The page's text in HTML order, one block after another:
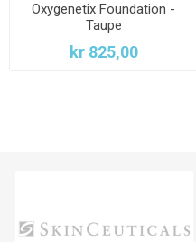
Oxygenetix Foundation -
Taupe
kr 825,00